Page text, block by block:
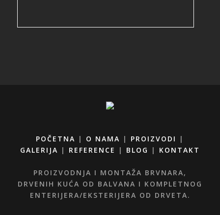
POČETNA | O NAMA | PROIZVODI
|
GALERIJA | REFERENCE | BLOG | KONTAKT
PROIZVODNJA I MONTAŽA BRVNARA,
DRVENIH KUĆA OD BALVANA I KOMPLETNOG
ENTERIJERA/EKSTERIJERA OD DRVETA.